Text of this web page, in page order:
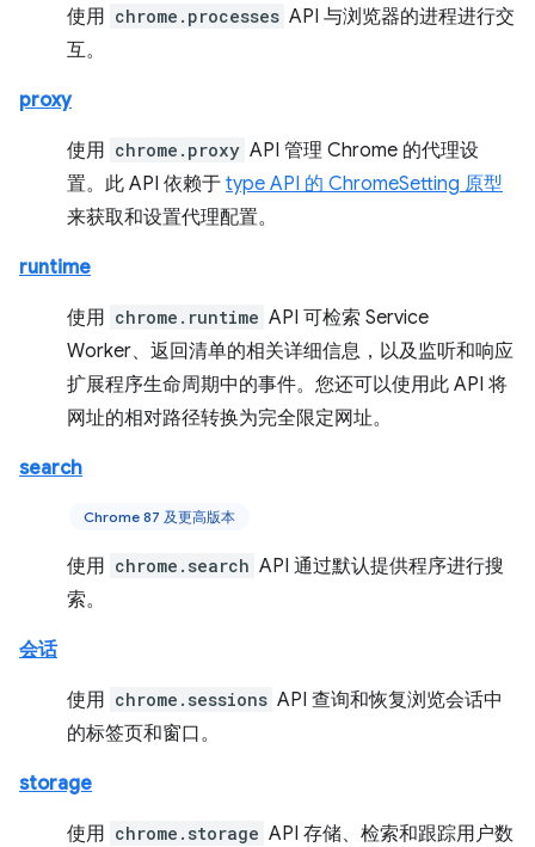
使用 chrome.processes API 与浏览器的进程进行交
互。
proxy
使用 chrome.proxy API 管理 Chrome 的代理设
置。此 API 依赖于 type API 的 ChromeSetting 原型
来获取和设置代理配置。
runtime
使用 chrome.runtime API 可检索 Service
Worker、返回清单的相关详细信息，以及监听和响应
扩展程序生命周期中的事件。您还可以使用此 API 将
网址的相对路径转换为完全限定网址。
search
Chrome 87 及更高版本
使用 chrome.search API 通过默认提供程序进行搜
索。
会话
使用 chrome.sessions API 查询和恢复浏览会话中
的标签页和窗口。
storage
使用 chrome.storage API 存储、检索和跟踪用户数